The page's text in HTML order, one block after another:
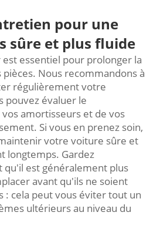
pour une
sûre et plus fluide
essentiel pour prolonger la
Nous recommandons à
régulièrement votre
pouvez évaluer le
amortisseurs et de vos
Si vous en prenez soin,
votre voiture sûre et
longtemps. Gardez
qu'il est généralement plus
avant qu'ils ne soient
: cela peut vous éviter tout un
ultérieurs au niveau du